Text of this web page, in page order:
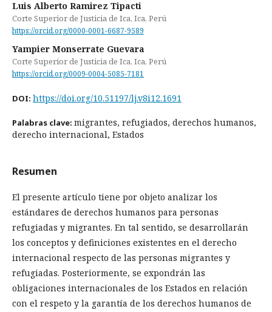
Luis Alberto Ramirez Tipacti
Corte Superior de Justicia de Ica, Ica, Perú
https://orcid.org/0000-0001-6687-9589
Yampier Monserrate Guevara
Corte Superior de Justicia de Ica, Ica, Perú
https://orcid.org/0009-0004-5085-7181
DOI: https://doi.org/10.51197/lj.v8i12.1691
Palabras clave: migrantes, refugiados, derechos humanos,
derecho internacional, Estados
Resumen
El presente artículo tiene por objeto analizar los
estándares de derechos humanos para personas
refugiadas y migrantes. En tal sentido, se desarrollarán
los conceptos y definiciones existentes en el derecho
internacional respecto de las personas migrantes y
refugiadas. Posteriormente, se expondrán las
obligaciones internacionales de los Estados en relación
con el respeto y la garantía de los derechos humanos de